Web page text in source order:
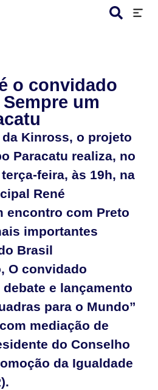
o convidado
um
Kinross, o projeto
Paracatu realiza, no
feira, às 19h, na
René
encontro com Preto
importantes
Brasil
O convidado
e lançamento
para o Mundo”
mediação de
do Conselho
da Igualdade